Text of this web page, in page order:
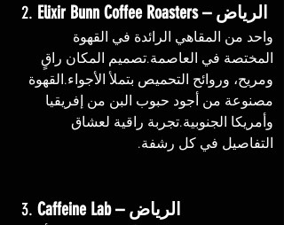
2. Elixir Bunn Coffee Roasters – الرياض
واحد من المقاهي الرائدة في القهوة
المختصة في العاصمة.تصميم المكان راقٍ
ومريح، وروائح التحميص بتملأ الأجواء.القهوة
مصنوعة من أجود حبوب البن من إفريقيا
وأمريكا الجنوبية.تجربة راقية لعشاق
التفاصيل في كل رشفة.
3. Caffeine Lab – الرياض